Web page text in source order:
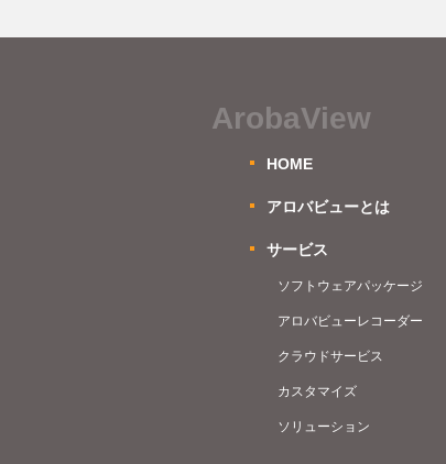
ArobaView
HOME
アロバビューとは
サービス
ソフトウェアパッケージ
アロバビューレコーダー
クラウドサービス
カスタマイズ
ソリューション